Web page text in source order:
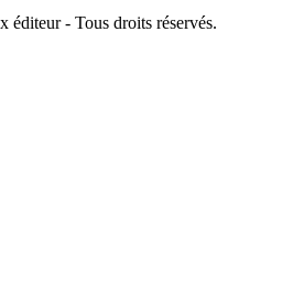
éditeur - Tous droits réservés.